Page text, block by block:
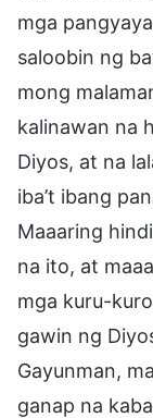
mga
saloobin ng
mong
kalinawan na
Diyos, at na
iba’t ibang
Maaaring
na ito, at
mga kuru-
gawin ng
Gayunman,
ganap na